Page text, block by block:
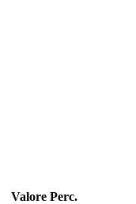
Valore Perc.